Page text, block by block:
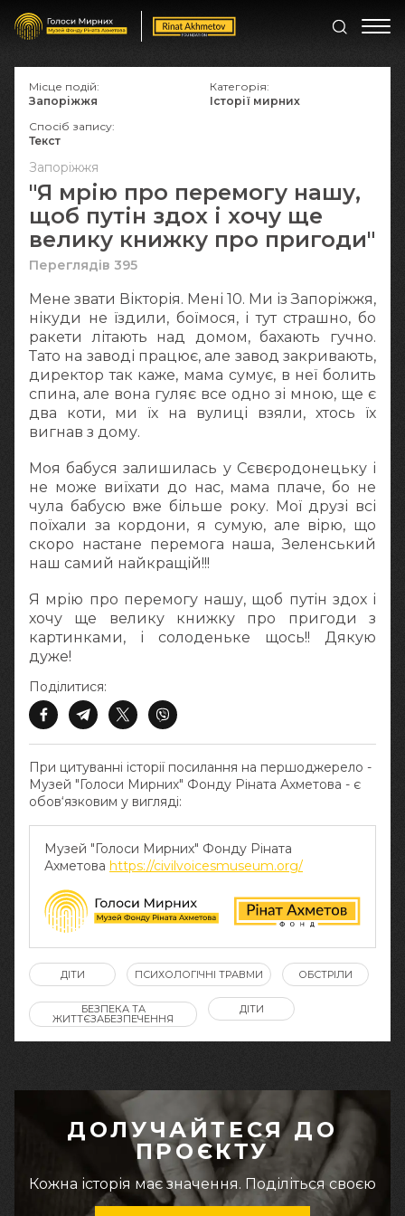
Запоріжжя
"Я мрію про перемогу нашу,
щоб путін здох і хочу ще
велику книжку про пригоди"
Переглядів 395
Мене звати Вікторія. Мені 10. Ми із Запоріжжя,
нікуди не їздили, боїмося, і тут страшно, бо
ракети літають над домом, бахають гучно.
Тато на заводі працює, але завод закривають,
директор так каже, мама сумує, в неї болить
спина, але вона гуляє все одно зі мною, ще є
два коти, ми їх на вулиці взяли, хтось їх
вигнав з дому.
Моя бабуся залишилась у Сєвєродонецьку і
не може виїхати до нас, мама плаче, бо не
чула бабусю вже більше року. Мої друзі всі
поїхали за кордони, я сумую, але вірю, що
скоро настане перемога наша, Зеленський
наш самий найкращій!!!
Я мрію про перемогу нашу, щоб путін здох і
хочу ще велику книжку про пригоди з
картинками, і солоденьке щось!! Дякую
дуже!
При цитуванні історії посилання на першоджерело -
Музей "Голоси Мирних" Фонду Ріната Ахметова - є
обов‘язковим у вигляді:
Музей "Голоси Мирних" Фонду Ріната
Ахметова https://civilvoicesmuseum.org/
Поділитися:
Місце подій:
Запоріжжя
Категорія:
Історії мирних
Спосіб запису:
Текст
ДІТИ ПСИХОЛОГІЧНІ ТРАВМИ ОБСТРІЛИ
БЕЗПЕКА ТА
ЖИТТЄЗАБЕЗПЕЧЕННЯ
ДІТИ
ДОЛУЧАЙТЕСЯ ДО
ПРОЄКТУ
Кожна історія має значення. Поділіться своєю